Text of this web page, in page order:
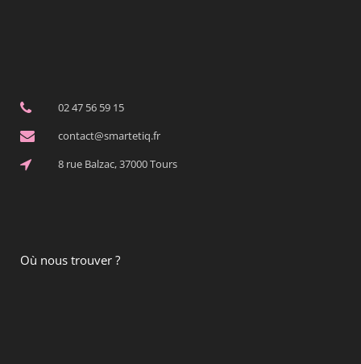
02 47 56 59 15
contact@smartetiq.fr
8 rue Balzac, 37000 Tours
Où nous trouver ?